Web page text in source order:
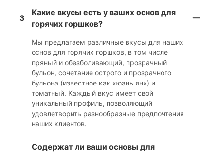
3
Какие вкусы есть у ваших основ для
горячих горшков?
Мы предлагаем различные вкусы для наших
основ для горячих горшков, в том числе
пряный и обезболивающий, прозрачный
бульон, сочетание острого и прозрачного
бульона (известное как «юань ян») и
томатный. Каждый вкус имеет свой
уникальный профиль, позволяющий
удовлетворить разнообразные предпочтения
наших клиентов.
Содержат ли ваши основы для